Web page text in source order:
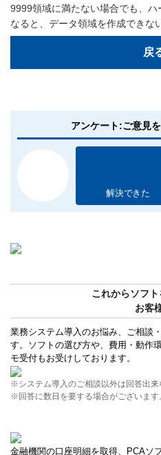
9999領域に満たない場合でも、ハ
なると、データ領域を作成できな
戻
アンケート:ご意見
解決できた
これからソフ
お客
業務システム導入のお悩み、ご相談
す。ソフトの選び方や、費用・動作
モ受付もお受けしております。
※システム導入のご相談以外は回答出来
※回答に数日を要する場合がございます
金融機関の口座明細を取得、PCAソ